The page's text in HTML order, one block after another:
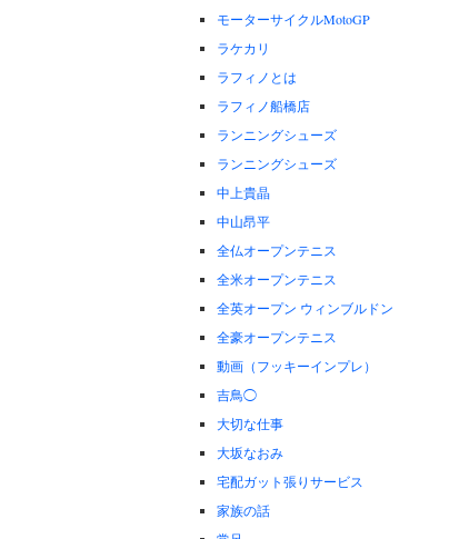
モーターサイクルMotoGP
ラケカリ
ラフィノとは
ラフィノ船橋店
ランニングシューズ
ランニングシューズ
中上貴晶
中山昂平
全仏オープンテニス
全米オープンテニス
全英オープン ウィンブルドン
全豪オープンテニス
動画（フッキーインプレ）
吉鳥◯
大切な仕事
大坂なおみ
宅配ガット張りサービス
家族の話